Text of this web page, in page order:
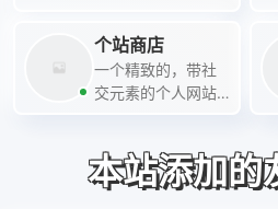
个站商店
一个精致的，带社
交元素的个人网站
发布平台，博客收
本站添加的